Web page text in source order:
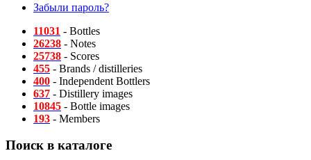
Забыли пароль?
11031 - Bottles
26238 - Notes
25738 - Scores
455 - Brands / distilleries
400 - Independent Bottlers
637 - Distillery images
10845 - Bottle images
193 - Members
Поиск в каталоге